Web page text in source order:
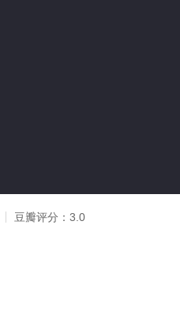
豆瓣评分： 3.0